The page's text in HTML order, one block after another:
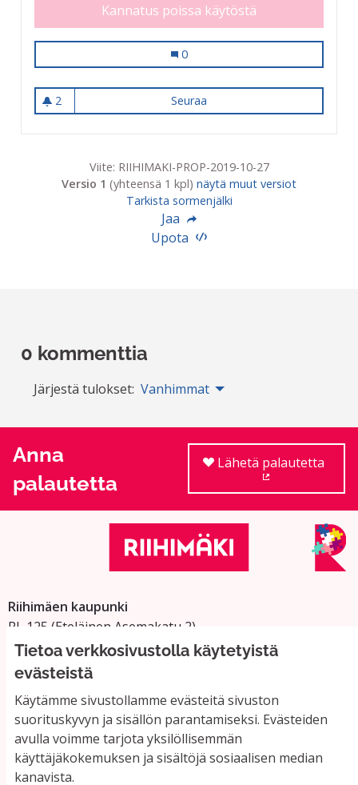
Tietoa verkkosivustolla käytetyistä
evästeistä
Käytämme sivustollamme evästeitä sivuston
suorituskyvyn ja sisällön parantamiseksi. Evästeiden
avulla voimme tarjota yksilöllisemmän
käyttäjäkokemuksen ja sisältöjä sosiaalisen median
kanavista.
Kannatus poissa käytöstä
Talviurheiluvälineitä kouluihin.
0
2
2 seuraajaa
Seuraa
Viite: RIIHIMAKI-PROP-2019-10-27
Versio 1 (yhteensä 1 kpl) näytä muut versiot
Tarkista sormenjälki
Jaa
Upota
0 kommenttia
Järjestä tulokset: Vanhimmat
Anna
palautetta
Lähetä palautetta
Riihimäen kaupunki
PL 125 (Eteläinen Asemakatu 2)
11101 Riihimäki
Vaihde: 019 758 4000
Sähköpostiosoitteet:
etunimi.sukunimi@riihimaki.fi
Yhteystiedot ja usein kysyttyä
Käyttöehdot